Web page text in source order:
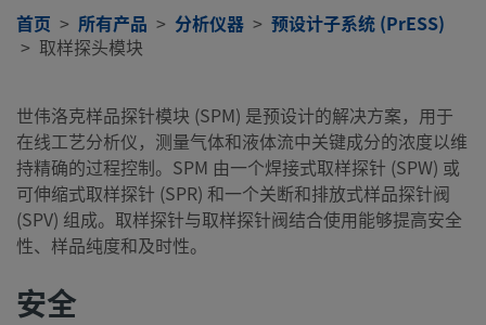
首页 所有产品 分析仪器
预设计子系统 (PrESS)
取样探头模块
世伟洛克样品探针模块 (SPM) 是预设计的解决方案，用于
在线工艺分析仪，测量气体和液体流中关键成分的浓度以维
持精确的过程控制。SPM 由一个焊接式取样探针 (SPW) 或
可伸缩式取样探针 (SPR) 和一个关断和排放式样品探针阀
(SPV) 组成。取样探针与取样探针阀结合使用能够提高安全
性、样品纯度和及时性。
安全